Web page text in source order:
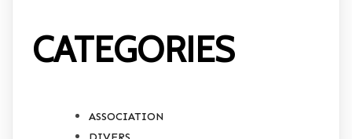
CATEGORIES
ASSOCIATION